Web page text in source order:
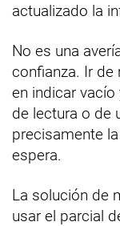
actualizado la
No es una
confianza. Ir de
en indicar
de lectura o de
precisamente
espera.
La solución de
usar el parcial